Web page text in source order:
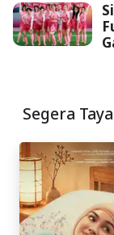
Segera